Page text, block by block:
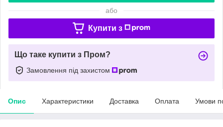
або
Купити з
Що таке купити з Пром?
Замовлення під захистом
Опис Характеристики Доставка Оплата Умови